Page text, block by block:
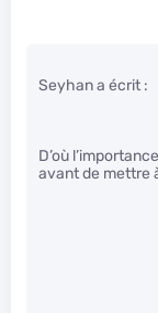
Seyhan a écrit :
D’où
avant de mettre